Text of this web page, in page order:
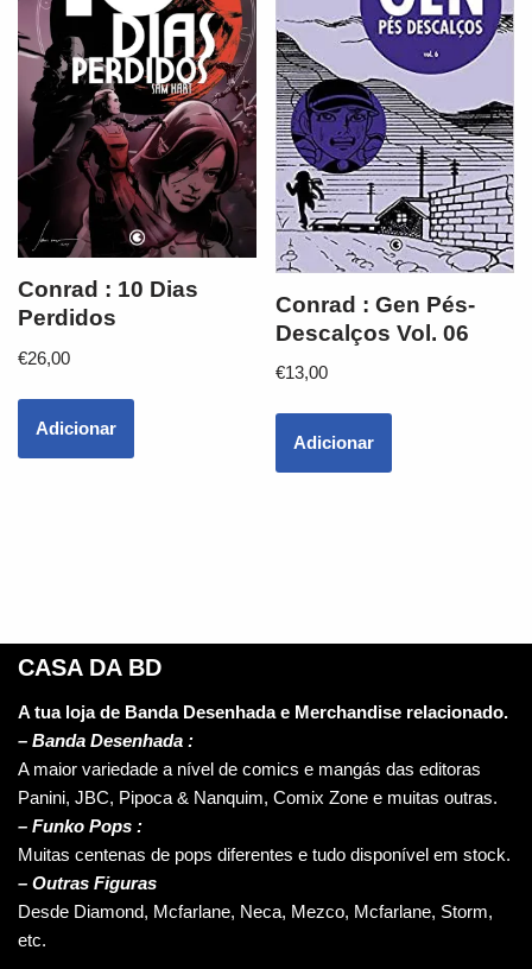
Conrad : 10 Dias
Perdidos
€26,00
Adicionar
Conrad : Gen Pés-
Descalços Vol. 06
€13,00
Adicionar
CASA DA BD
A tua loja de Banda Desenhada e Merchandise relacionado.
– Banda Desenhada :
A maior variedade a nível de comics e mangás das editoras
Panini, JBC, Pipoca & Nanquim, Comix Zone e muitas outras.
– Funko Pops :
Muitas centenas de pops diferentes e tudo disponível em stock.
– Outras Figuras
Desde Diamond, Mcfarlane, Neca, Mezco, Mcfarlane, Storm,
etc.